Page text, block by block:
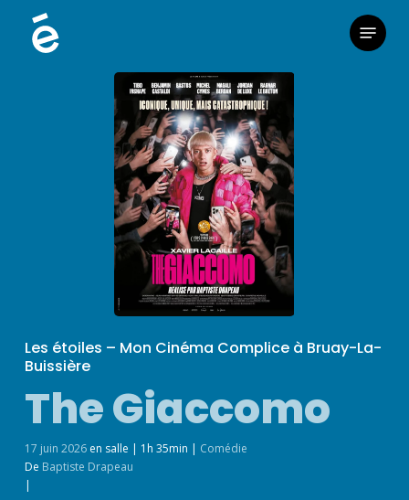
Menu
Les étoiles – Mon Cinéma Complice à Bruay-La-
Buissière
The Giaccomo
17 juin 2026 en salle | 1h 35min | Comédie
De Baptiste Drapeau
|